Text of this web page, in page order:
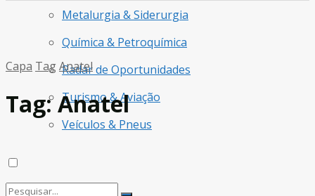
Metalurgia & Siderurgia
Química & Petroquímica
Radar de Oportunidades
Turismo & Aviação
Veículos & Pneus
Capa TagAnatel
Tag:Anatel